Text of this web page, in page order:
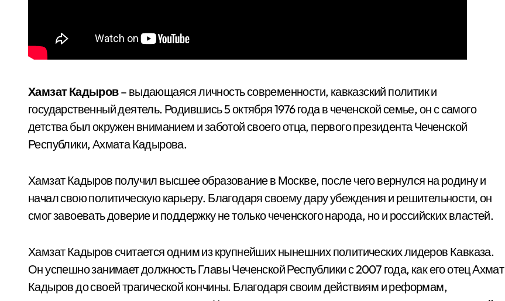
Хамзат Кадыров– выдающаяся личность современности, кавказский политик и
государственный деятель. Родившись 5 октября 1976 года в чеченской семье, он с самого
детства был окружен вниманием и заботой своего отца, первого президента Чеченской
Республики, Ахмата Кадырова.
Хамзат Кадыров получил высшее образование в Москве, после чего вернулся на родину и
начал свою политическую карьеру. Благодаря своему дару убеждения и решительности, он
смог завоевать доверие и поддержку не только чеченского народа, но и российских властей.
Хамзат Кадыров считается одним из крупнейших нынешних политических лидеров Кавказа.
Он успешно занимает должность Главы Чеченской Республики с 2007 года, как его отец Ахмат
Кадыров до своей трагической кончины. Благодаря своим действиям и реформам,